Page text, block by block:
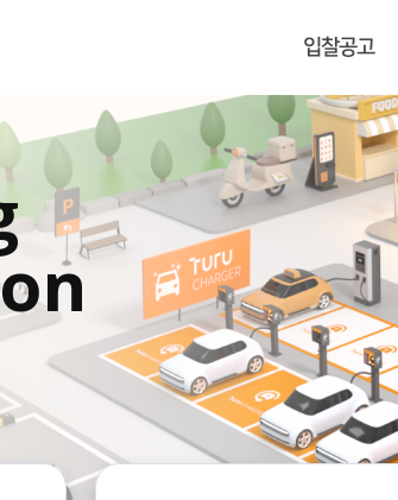
입찰공고